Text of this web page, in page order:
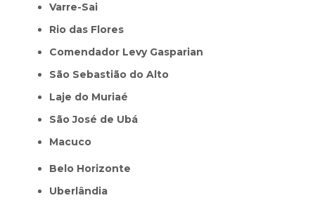
Varre-Sai
Rio das Flores
Comendador Levy Gasparian
São Sebastião do Alto
Laje do Muriaé
São José de Ubá
Macuco
Belo Horizonte
Uberlândia